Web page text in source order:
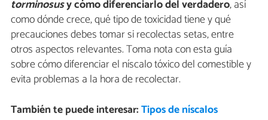
torminosusy cómo diferenciarlo del verdadero, así
como dónde crece, qué tipo de toxicidad tiene y qué
precauciones debes tomar si recolectas setas, entre
otros aspectos relevantes. Toma nota con esta guía
sobre cómo diferenciar el níscalo tóxico del comestible y
evita problemas a la hora de recolectar.
También te puede interesar:Tipos de níscalos